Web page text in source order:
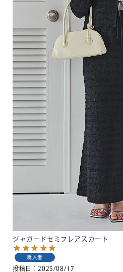
ジャガードセミフレアスカート
購入者
投稿日 2025/08/17